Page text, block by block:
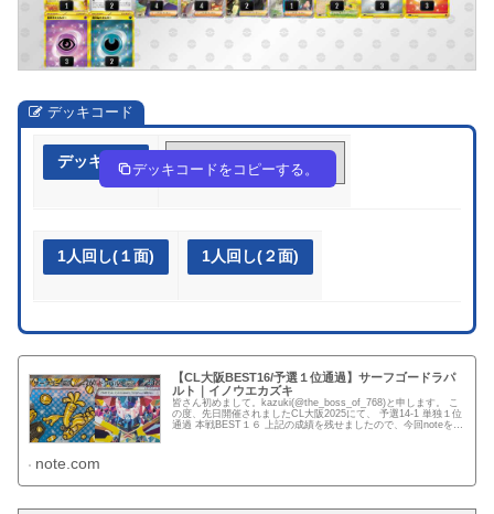
デッキコード
デッキ作成 5FVkkv-HSVd9P-kVbVvk
デッキコードをコピーする。
1人回し(１面) 1人回し(２面)
【CL大阪BEST16/予選１位通過】サーフゴードラパ
ルト｜イノウエカズキ
皆さん初めまして。kazuki(@the_boss_of_768)と申します。 こ
の度、先日開催されましたCL大阪2025にて、 予選14-1 単独１位
通過 本戦BEST１６ 上記の成績を残せましたので、今回noteを書
note.com